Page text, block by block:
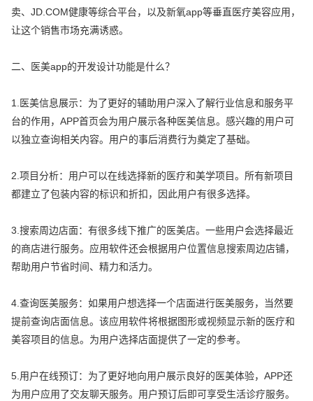
卖、JD.COM健康等综合平台，以及新氧app等垂直医疗美容应用，
让这个销售市场充满诱惑。
二、医美app的开发设计功能是什么？
1.医美信息展示：为了更好的辅助用户深入了解行业信息和服务平
台的作用，APP首页会为用户展示各种医美信息。感兴趣的用户可
以独立查询相关内容。用户的事后消费行为奠定了基础。
2.项目分析：用户可以在线选择新的医疗和美学项目。所有新项目
都建立了包装内容的标识和折扣，因此用户有很多选择。
3.搜索周边店面：有很多线下推广的医美店。一些用户会选择最近
的商店进行服务。应用软件还会根据用户位置信息搜索周边店铺，
帮助用户节省时间、精力和活力。
4.查询医美服务：如果用户想选择一个店面进行医美服务，当然要
提前查询店面信息。该应用软件将根据图形或视频显示新的医疗和
美容项目的信息。为用户选择店面提供了一定的参考。
5.用户在线预订：为了更好地向用户展示良好的医美体验，APP还
为用户应用了交友聊天服务。用户预订后即可享受生活诊疗服务。